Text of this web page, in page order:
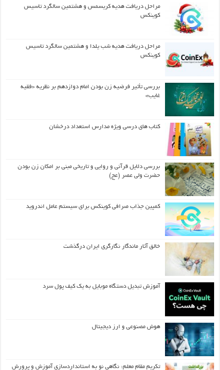
مراحل دریافت هدیه کریسمس و هشتمین سالگرد تاسیس
کوینکس
مراحل دریافت هدیه شب یلدا و هشتمین سالگرد تاسیس
کوینکس
بررسی تأثیر فرضیه زن بودن امام دوازدهم بر نظریه «فقیه
غایب»
کتاب های درسی ویژه مدارس استعداد درخشان
بررسی دلایل قرآنی و روایی و تاریخی مبنی بر امکان زن بودن
حضرت ولی عصر (عج)
کمپین جذاب صرافی کوینکس برای سیستم عامل اندروید
خالق آثار ماندگار نگارگری ایران درگذشت
آموزش تبدیل دستگاه موبایل به یک کیف‌ پول سرد
هوش مصنوعی و ارز دیجیتال
تکریم مقام معلم: نگاهی نو به استانداردسازی آموزش و پرورش